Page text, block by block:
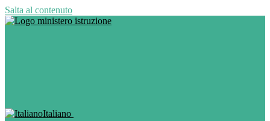
Salta al contenuto
Italiano